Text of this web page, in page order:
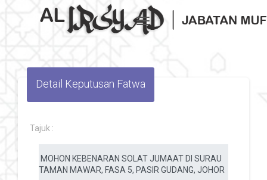
Toggle navigation
Detail Keputusan Fatwa
Tajuk :